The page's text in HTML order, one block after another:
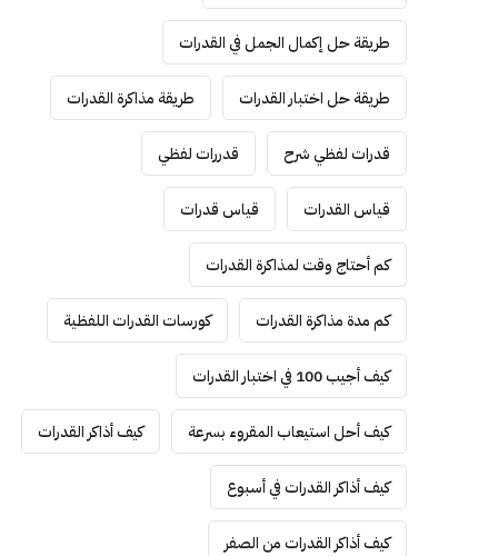
طريقة حل إكمال الجمل في القدرات
طريقة حل اختبار القدرات طريقة مذاكرة القدرات
قدرات لفظي شرح قدررات لفظي
قياس القدرات قياس قدرات
كم أحتاج وقت لمذاكرة القدرات
كم مدة مذاكرة القدرات كورسات القدرات اللفظية
كيف أجيب 100 في اختبار القدرات
كيف أحل استيعاب المقروء بسرعة كيف أذاكر القدرات
كيف أذاكر القدرات في أسبوع
كيف أذاكر القدرات من الصفر